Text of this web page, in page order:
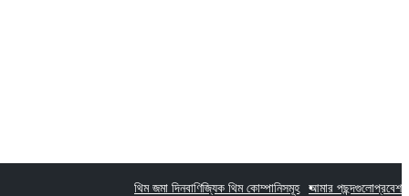
থিম জমা দিনবাণিজ্যিক থিম কোম্পানিসমূহ আমার পছন্দগুলোপ্রবেশ